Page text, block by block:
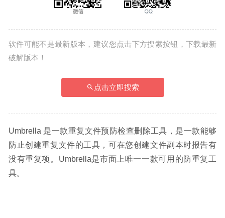
软件可能不是最新版本，建议您点击下方搜索按钮，下载最新
破解版本！
点击立即搜索
Umbrella 是一款重复文件预防检查删除工具，是一款能够
防止创建重复文件的工具，可在您创建文件副本时报告有
没有重复项。Umbrella是市面上唯一一款可用的防重复工
具。